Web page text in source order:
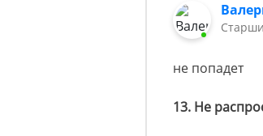
не попадет
13. Не